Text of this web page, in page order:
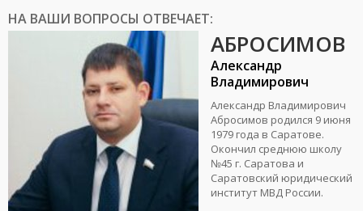
НА ВАШИ ВОПРОСЫ ОТВЕЧАЕТ:
АБРОСИМОВ
Александр
Владимирович
Александр Владимирович
Абросимов родился 9 июня
1979 года в Саратове.
Окончил среднюю школу
№45 г. Саратова и
Саратовский юридический
институт МВД России.